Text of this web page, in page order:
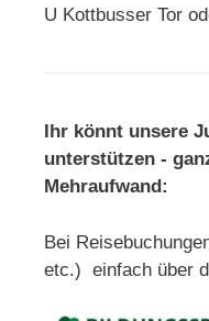
U Kottbusser Tor
Ihr könnt unsere
unterstützen -
Mehraufwand:
Bei
etc.) einfach über